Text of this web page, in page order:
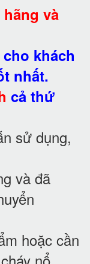
và
khách
nhất.
cả thứ
sử dụng,
và đã
hoặc cần